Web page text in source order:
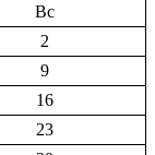
Вс
2
9
16
23